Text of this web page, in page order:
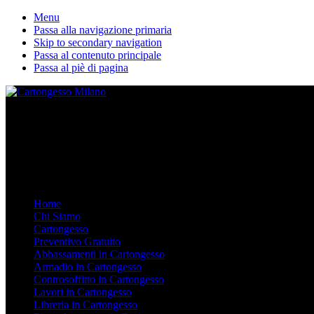
Menu
Passa alla navigazione primaria
Skip to secondary navigation
Passa al contenuto principale
Passa al piè di pagina
Home
Chi Siamo
Cartongesso
Preventivo Gratuito
Abbassamenti in Cartongesso
Armadio in Cartongesso
Controsoffitto in Cartongesso
Lavori in Cartongesso
Libreria in Cartongesso